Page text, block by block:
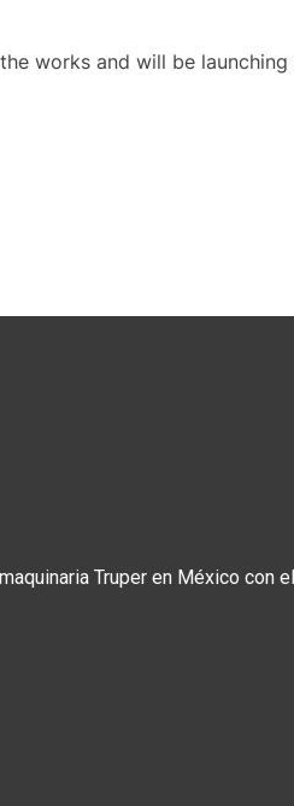
works and will be launching
Truper en México con